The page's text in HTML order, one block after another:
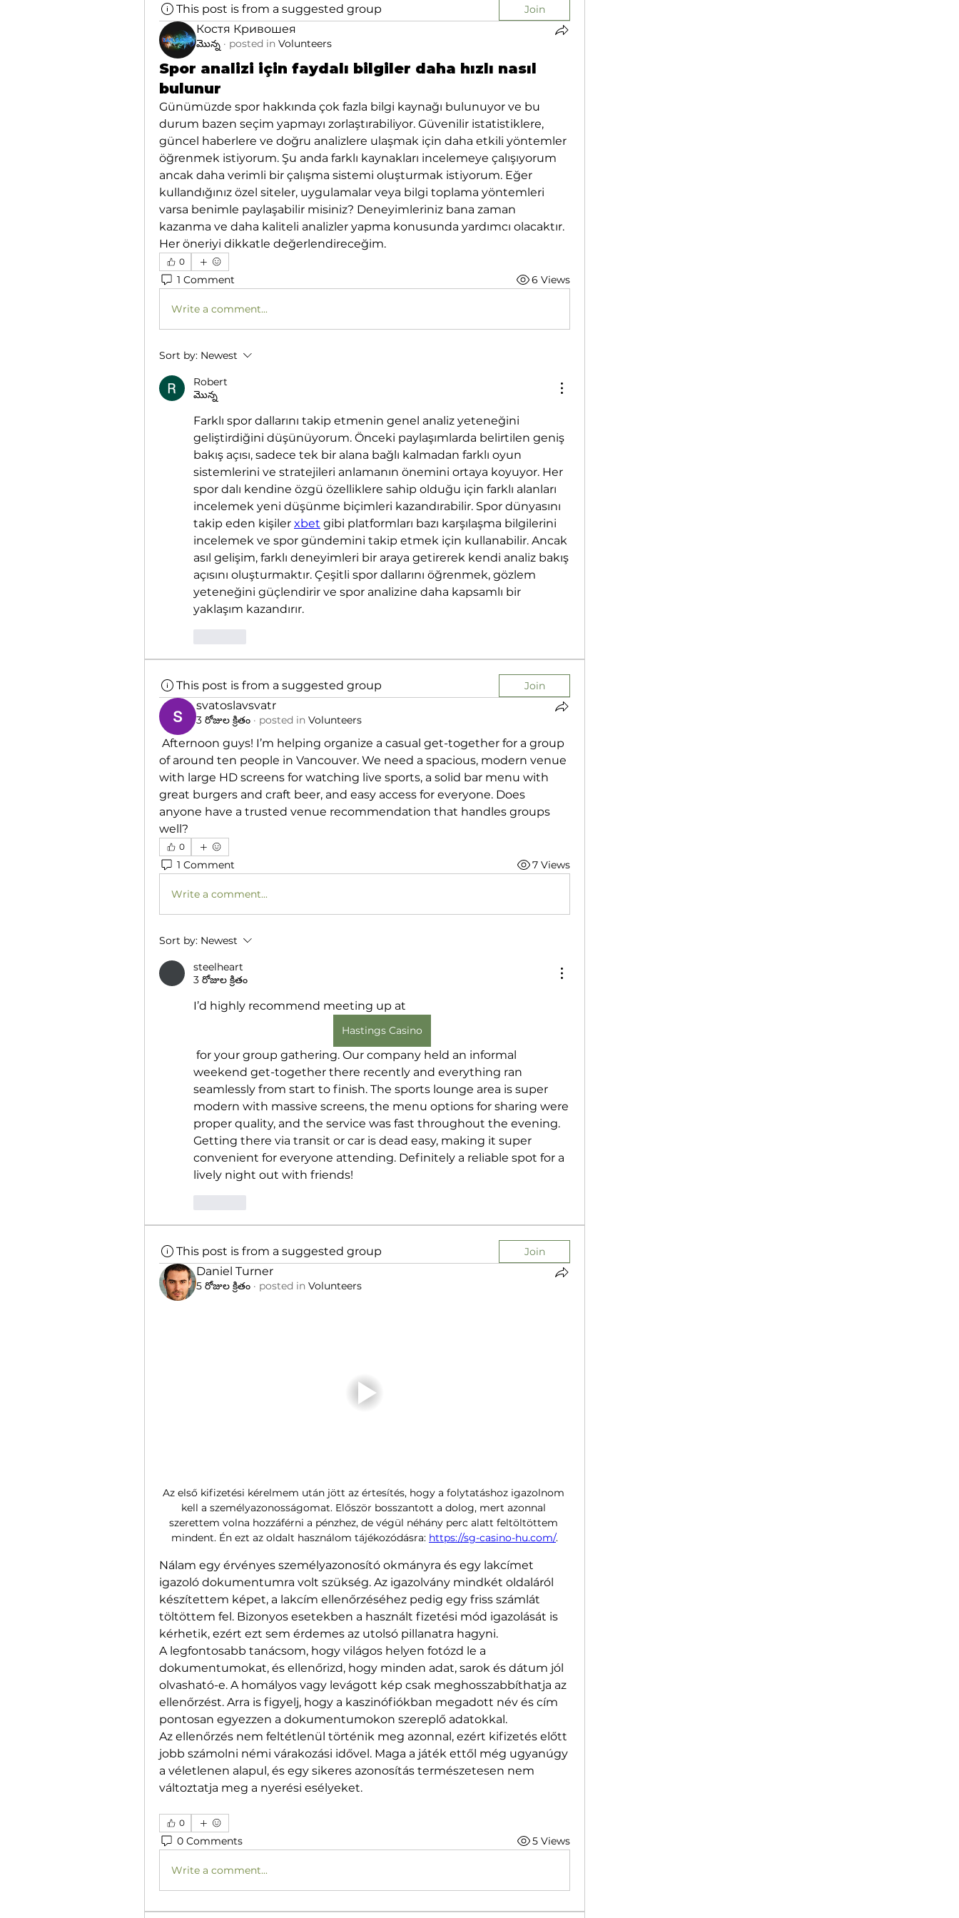
This post is from a suggested group Join
Костя Кривошея
మొన్న · posted in Volunteers
Spor analizi için faydalı bilgiler daha hızlı nasıl
bulunur
Günümüzde spor hakkında çok fazla bilgi kaynağı bulunuyor ve bu
durum bazen seçim yapmayı zorlaştırabiliyor. Güvenilir istatistiklere,
güncel haberlere ve doğru analizlere ulaşmak için daha etkili yöntemler
öğrenmek istiyorum. Şu anda farklı kaynakları incelemeye çalışıyorum
ancak daha verimli bir çalışma sistemi oluşturmak istiyorum. Eğer
kullandığınız özel siteler, uygulamalar veya bilgi toplama yöntemleri
varsa benimle paylaşabilir misiniz? Deneyimleriniz bana zaman
kazanma ve daha kaliteli analizler yapma konusunda yardımcı olacaktır.
Her öneriyi dikkatle değerlendireceğim.
0
1 Comment 6 Views
Write a comment...
Sort by: Newest
Robert
మొన్న
Farklı spor dallarını takip etmenin genel analiz yeteneğini
geliştirdiğini düşünüyorum. Önceki paylaşımlarda belirtilen geniş
bakış açısı, sadece tek bir alana bağlı kalmadan farklı oyun
sistemlerini ve stratejileri anlamanın önemini ortaya koyuyor. Her
spor dalı kendine özgü özelliklere sahip olduğu için farklı alanları
incelemek yeni düşünme biçimleri kazandırabilir. Spor dünyasını
takip eden kişiler xbet gibi platformları bazı karşılaşma bilgilerini
incelemek ve spor gündemini takip etmek için kullanabilir. Ancak
asıl gelişim, farklı deneyimleri bir araya getirerek kendi analiz bakış
açısını oluşturmaktır. Çeşitli spor dallarını öğrenmek, gözlem
yeteneğini güçlendirir ve spor analizine daha kapsamlı bir
yaklaşım kazandırır.
This post is from a suggested group Join
svatoslavsvatr
3 రోజుల క్రితం · posted in Volunteers
Afternoon guys! I’m helping organize a casual get-together for a group
of around ten people in Vancouver. We need a spacious, modern venue
with large HD screens for watching live sports, a solid bar menu with
great burgers and craft beer, and easy access for everyone. Does
anyone have a trusted venue recommendation that handles groups
well?
0
1 Comment 7 Views
Write a comment...
Sort by: Newest
steelheart
3 రోజుల క్రితం
I’d highly recommend meeting up at
Hastings Casino
for your group gathering. Our company held an informal
weekend get-together there recently and everything ran
seamlessly from start to finish. The sports lounge area is super
modern with massive screens, the menu options for sharing were
proper quality, and the service was fast throughout the evening.
Getting there via transit or car is dead easy, making it super
convenient for everyone attending. Definitely a reliable spot for a
lively night out with friends!
This post is from a suggested group Join
Daniel Turner
5 రోజుల క్రితం · posted in Volunteers
Az első kifizetési kérelmem után jött az értesítés, hogy a folytatáshoz igazolnom
kell a személyazonosságomat. Először bosszantott a dolog, mert azonnal
szerettem volna hozzáférni a pénzhez, de végül néhány perc alatt feltöltöttem
mindent. Én ezt az oldalt használom tájékozódásra: https://sg-casino-hu.com/.
Nálam egy érvényes személyazonosító okmányra és egy lakcímet
igazoló dokumentumra volt szükség. Az igazolvány mindkét oldaláról
készítettem képet, a lakcím ellenőrzéséhez pedig egy friss számlát
töltöttem fel. Bizonyos esetekben a használt fizetési mód igazolását is
kérhetik, ezért ezt sem érdemes az utolsó pillanatra hagyni.
A legfontosabb tanácsom, hogy világos helyen fotózd le a
dokumentumokat, és ellenőrizd, hogy minden adat, sarok és dátum jól
olvasható-e. A homályos vagy levágott kép csak meghosszabbíthatja az
ellenőrzést. Arra is figyelj, hogy a kaszinófiókban megadott név és cím
pontosan egyezzen a dokumentumokon szereplő adatokkal.
Az ellenőrzés nem feltétlenül történik meg azonnal, ezért kifizetés előtt
jobb számolni némi várakozási idővel. Maga a játék ettől még ugyanúgy
a véletlenen alapul, és egy sikeres azonosítás természetesen nem
változtatja meg a nyerési esélyeket.
0
0 Comments 5 Views
Write a comment...